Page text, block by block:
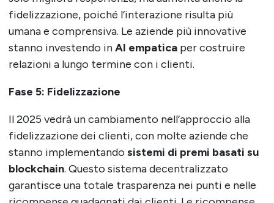
fidelizzazione, poiché l’interazione risulta più
umana e comprensiva. Le aziende più innovative
stanno investendo inAI empaticaper costruire
relazioni a lungo termine con i clienti.
Fase 5: Fidelizzazione
Il 2025 vedrà un cambiamento nell’approccio alla
fidelizzazione dei clienti, con molte aziende che
stanno implementando sistemi di premi basati su
blockchain. Questo sistema decentralizzato
garantisce una totale trasparenza nei punti e nelle